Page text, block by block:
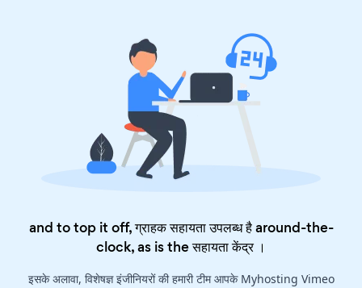
and to top it off, ग्राहक सहायता उपलब्ध है around-the-
clock, as is theसहायता केंद्र।
इसके अलावा, विशेषज्ञ इंजीनियरों की हमारी टीम आपके Myhosting Vimeo